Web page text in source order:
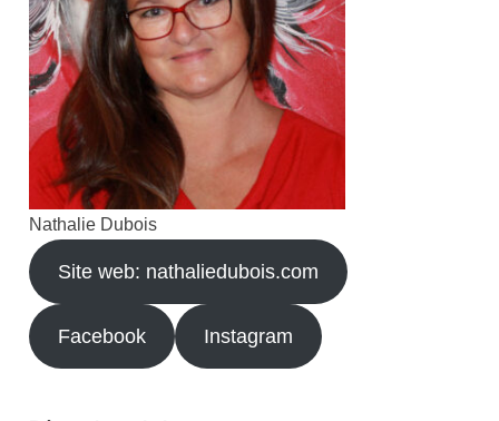
Nathalie Dubois
Site web: nathaliedubois.com
Facebook Instagram